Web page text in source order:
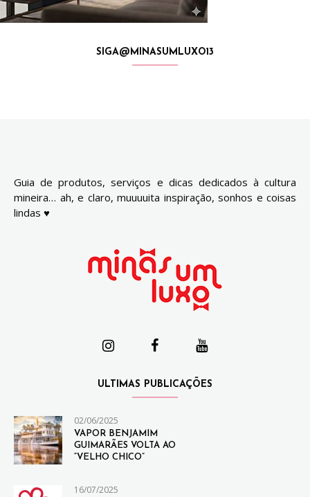
SIGA@MINASUMLUXO13
Guia de produtos, serviços e dicas dedicados à cultura
mineira… ah, e claro, muuuuita inspiração, sonhos e coisas
lindas ♥
ULTIMAS PUBLICAÇÕES
02/06/2025
VAPOR BENJAMIM
GUIMARÃES VOLTA AO
“VELHO CHICO”
16/07/2025